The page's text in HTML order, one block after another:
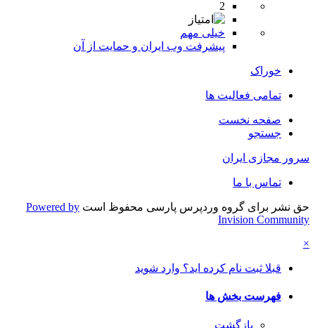
2
خیلی مهم
پیشرفت وب ایران و حمایت از آن
خوراک
تمامی فعالیت ها
صفحه نخست
جستجو
سرور مجازی ایران
تماس با ما
حق نشر برای گروه وردپرس پارسی محفوظ است Powered by
Invision Community
×
قبلا ثبت نام کرده اید؟ وارد شوید
فهرست بخش ها
بازگشت